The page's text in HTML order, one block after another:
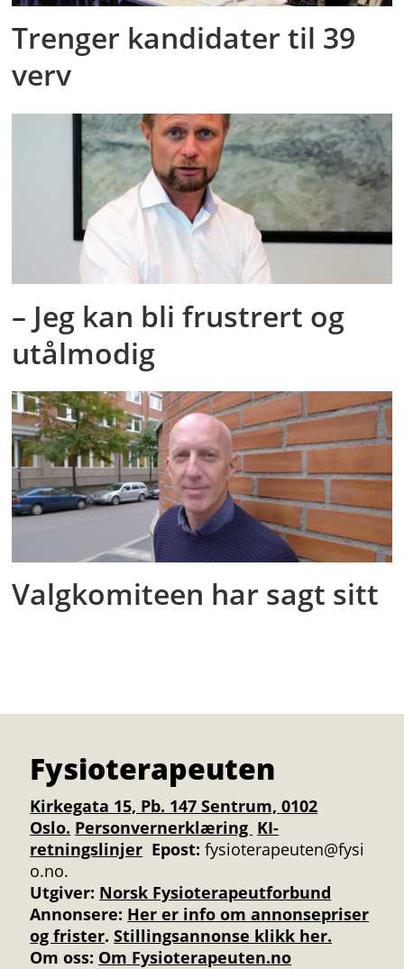
Trenger kandidater til 39
verv
– Jeg kan bli frustrert og
utålmodig
Valgkomiteen har sagt sitt
Fysioterapeuten
Kirkegata 15, Pb. 147 Sentrum, 0102
Oslo. Personvernerklæring KI-
retningslinjer Epost: fysioterapeuten@fysi
o.no.
Utgiver: Norsk Fysioterapeutforbund
Annonsere: Her er info om annonsepriser
og frister.Stillingsannonse klikk her.
Om oss: Om Fysioterapeuten.no